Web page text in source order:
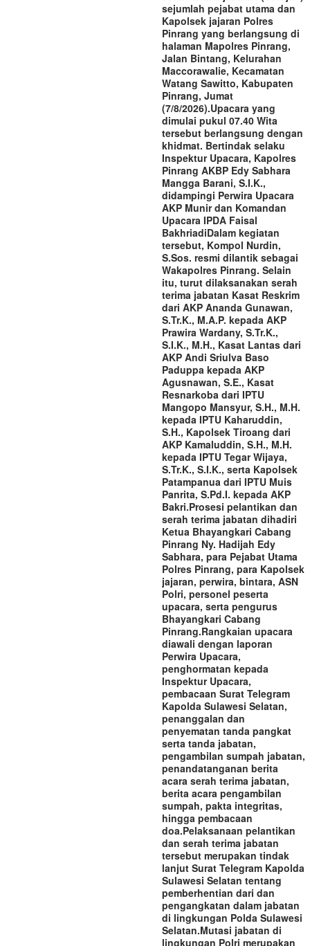
sejumlah pejabat utama dan
Kapolsek jajaran Polres
Pinrang yang berlangsung di
halaman Mapolres Pinrang,
Jalan Bintang, Kelurahan
Maccorawalie, Kecamatan
Watang Sawitto, Kabupaten
Pinrang, Jumat
(7/8/2026).‎‎Upacara yang
dimulai pukul 07.40 Wita
tersebut berlangsung dengan
khidmat. Bertindak selaku
Inspektur Upacara, Kapolres
Pinrang AKBP Edy Sabhara
Mangga Barani, S.I.K.,
didampingi Perwira Upacara
AKP Munir dan Komandan
Upacara IPDA Faisal
Bakhriadi‎‎Dalam kegiatan
tersebut, Kompol Nurdin,
S.Sos. resmi dilantik sebagai
Wakapolres Pinrang. Selain
itu, turut dilaksanakan serah
terima jabatan Kasat Reskrim
dari AKP Ananda Gunawan,
S.Tr.K., M.A.P. kepada AKP
Prawira Wardany, S.Tr.K.,
S.I.K., M.H., Kasat Lantas dari
AKP Andi Sriulva Baso
Paduppa kepada AKP
Agusnawan, S.E., Kasat
Resnarkoba dari IPTU
Mangopo Mansyur, S.H., M.H.
kepada IPTU Kaharuddin,
S.H., Kapolsek Tiroang dari
AKP Kamaluddin, S.H., M.H.
kepada IPTU Tegar Wijaya,
S.Tr.K., S.I.K., serta Kapolsek
Patampanua dari IPTU Muis
Panrita, S.Pd.I. kepada AKP
Bakri.‎‎Prosesi pelantikan dan
serah terima jabatan dihadiri
Ketua Bhayangkari Cabang
Pinrang Ny. Hadijah Edy
Sabhara, para Pejabat Utama
Polres Pinrang, para Kapolsek
jajaran, perwira, bintara, ASN
Polri, personel peserta
upacara, serta pengurus
Bhayangkari Cabang
Pinrang.‎‎Rangkaian upacara
diawali dengan laporan
Perwira Upacara,
penghormatan kepada
Inspektur Upacara,
pembacaan Surat Telegram
Kapolda Sulawesi Selatan,
penanggalan dan
penyematan tanda pangkat
serta tanda jabatan,
pengambilan sumpah jabatan,
penandatanganan berita
acara serah terima jabatan,
berita acara pengambilan
sumpah, pakta integritas,
hingga pembacaan
doa.‎‎Pelaksanaan pelantikan
dan serah terima jabatan
tersebut merupakan tindak
lanjut Surat Telegram Kapolda
Sulawesi Selatan tentang
pemberhentian dari dan
pengangkatan dalam jabatan
di lingkungan Polda Sulawesi
Selatan.‎‎Mutasi jabatan di
lingkungan Polri merupakan